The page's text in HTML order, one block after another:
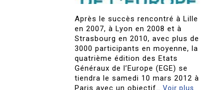
Après le succès rencontré à Lille
en 2007, à Lyon en 2008 et à
Strasbourg en 2010, avec plus de
3000 participants en moyenne, la
quatrième édition des Etats
Généraux de l’Europe (EGE) se
tiendra le samedi 10 mars 2012 à
Paris avec un objectif..Voir plus